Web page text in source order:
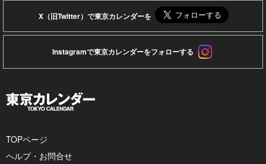
X（旧Twitter）で東京カレンダーを
Instagramで東京カレンダーをフォローする
TOPページ
ヘルプ・お問合せ